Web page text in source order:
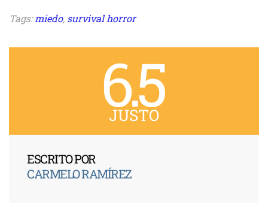
Tags:miedo, survival horror
6.5
JUSTO
ESCRITO POR
CARMELO RAMÍREZ